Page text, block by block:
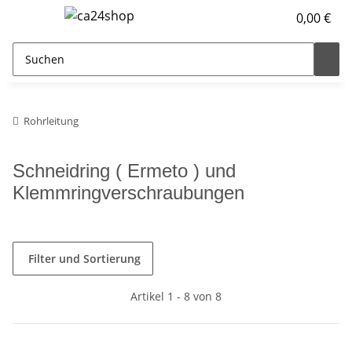
0,00 €
Rohrleitung
Schneidring ( Ermeto ) und
Klemmringverschraubungen
Filter und Sortierung
Artikel 1 - 8 von 8